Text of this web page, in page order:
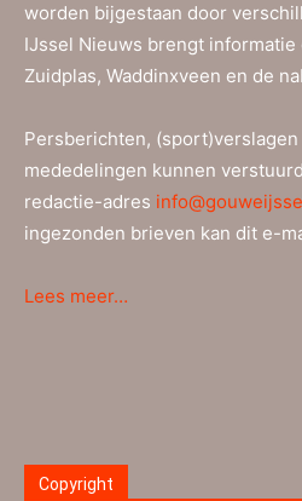
worden bijgestaan door
IJssel Nieuws brengt
Zuidplas, Waddinxveen en de
Persberichten, (sport)verslagen
mededelingen kunnen
redactie-adres
ingezonden brieven kan dit e-
Lees meer…
Copyright